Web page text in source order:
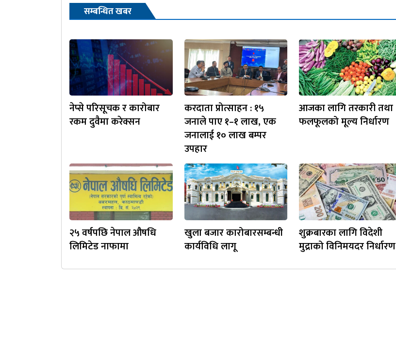
सम्बन्धित खबर
नेप्से परिसूचक र कारोबार
रकम दुवैमा करेक्सन
करदाता प्रोत्साहन : १५
जनाले पाए १–१ लाख, एक
जनालाई १० लाख बम्पर
उपहार
आजका लागि तरकारी तथा
फलफूलको मूल्य निर्धारण
२५ वर्षपछि नेपाल औषधि
लिमिटेड नाफामा
खुला बजार कारोबारसम्बन्धी
कार्यविधि लागू
शुक्रबारका लागि विदेशी
मुद्राको विनिमयदर निर्धारण